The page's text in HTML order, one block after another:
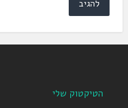
הטיקטוק שלי